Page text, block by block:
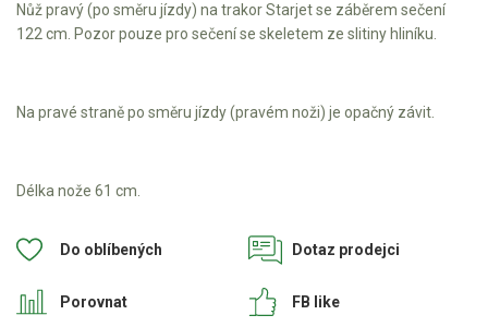
Aku AL-KO
VARI
VARI malotraktory
Nůž pravý (po směru jízdy) na trakor Starjet se záběrem sečení
122 cm. Pozor pouze pro sečení se skeletem ze slitiny hliníku.
Na pravé straně po směru jízdy (pravém noži) je opačný závit.
Délka nože 61 cm.
Do oblíbených
Porovnat
Dotaz prodejci
FB like